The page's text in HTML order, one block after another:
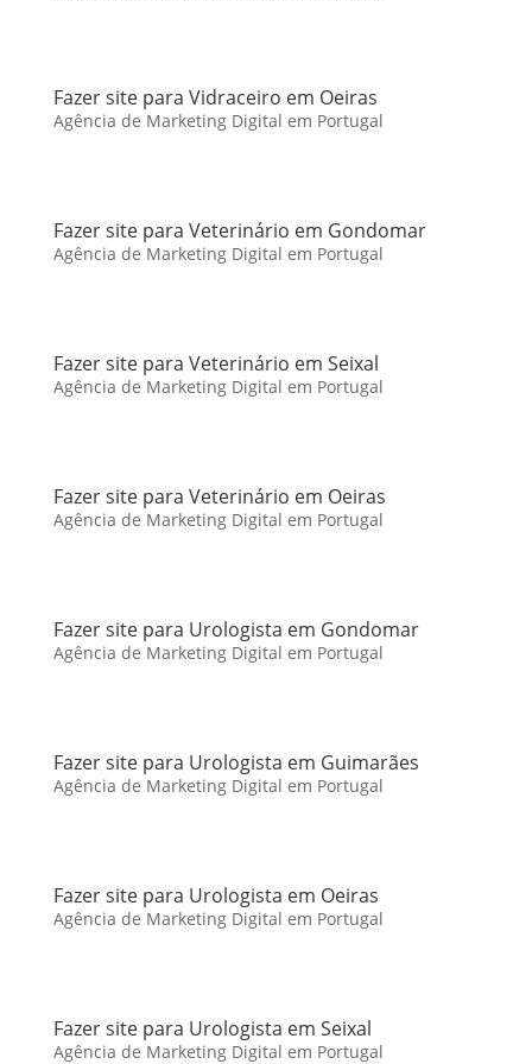
Fazer site para Vidraceiro em Oeiras
Agência de Marketing Digital em Portugal
Fazer site para Veterinário em Gondomar
Agência de Marketing Digital em Portugal
Fazer site para Veterinário em Seixal
Agência de Marketing Digital em Portugal
Fazer site para Veterinário em Oeiras
Agência de Marketing Digital em Portugal
Fazer site para Urologista em Gondomar
Agência de Marketing Digital em Portugal
Fazer site para Urologista em Guimarães
Agência de Marketing Digital em Portugal
Fazer site para Urologista em Oeiras
Agência de Marketing Digital em Portugal
Fazer site para Urologista em Seixal
Agência de Marketing Digital em Portugal